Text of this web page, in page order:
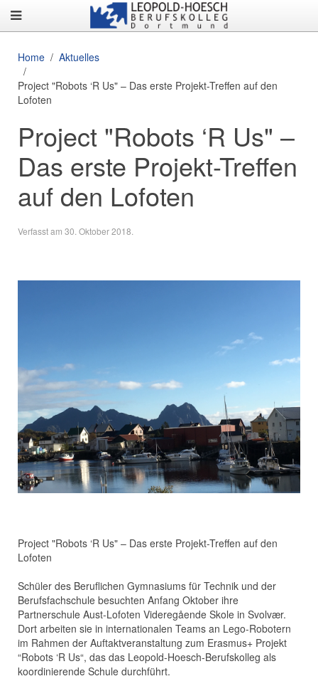
Home
Aktuelles
Project "Robots ‘R Us" – Das erste Projekt-Treffen auf den
Lofoten
Project "Robots ‘R Us" –
Das erste Projekt-Treffen
auf den Lofoten
Verfasst am 30. Oktober 2018
Project "Robots ‘R Us" – Das erste Projekt-Treffen auf den
Lofoten
Schüler des Beruflichen Gymnasiums für Technik und der
Berufsfachschule besuchten Anfang Oktober ihre
Partnerschule Aust-Lofoten Videregående Skole in Svolvær.
Dort arbeiten sie in internationalen Teams an Lego-Robotern
im Rahmen der Auftaktveranstaltung zum Erasmus+ Projekt
“Robots ‘R Us“, das das Leopold-Hoesch-Berufskolleg als
koordinierende Schule durchführt.